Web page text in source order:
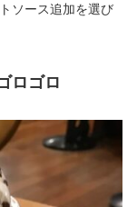
ソース追加を選び
ロゴロ